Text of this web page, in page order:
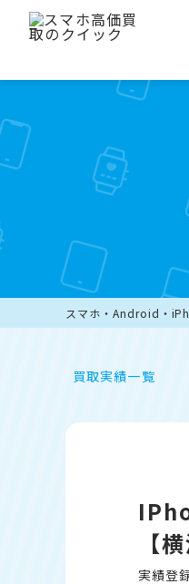
スマホ・Android・
買取実績一覧
【
実績登